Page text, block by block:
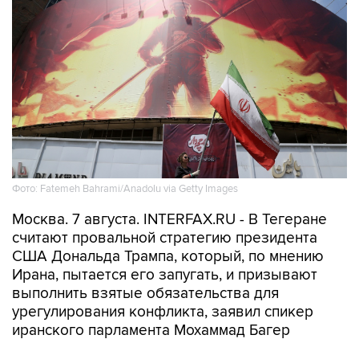
Фото: Fatemeh Bahrami/Anadolu via Getty Images
Москва. 7 августа. INTERFAX.RU - В Тегеране
считают провальной стратегию президента
США Дональда Трампа, который, по мнению
Ирана, пытается его запугать, и призывают
выполнить взятые обязательства для
урегулирования конфликта, заявил спикер
иранского парламента Мохаммад Багер